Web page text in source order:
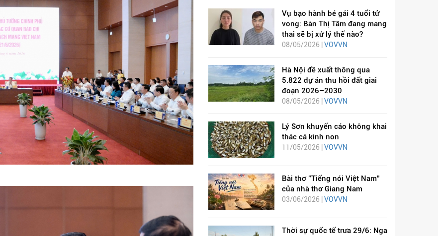
Vụ bạo hành bé gái 4 tuổi tử
vong: Bàn Thị Tâm đang mang
thai sẽ bị xử lý thế nào?
08/05/2026 | VOVVN
Hà Nội đề xuất thông qua
5.822 dự án thu hồi đất giai
đoạn 2026–2030
08/05/2026 | VOVVN
Lý Sơn khuyến cáo không khai
thác cá kình non
11/05/2026 | VOVVN
Bài thơ "Tiếng nói Việt Nam"
của nhà thơ Giang Nam
03/06/2026 | VOVVN
Thời sự quốc tế trưa 29/6: Nga